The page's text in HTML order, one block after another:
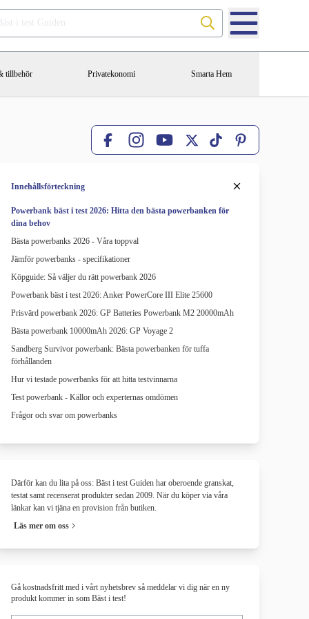
tillbehör Privatekonomi Smarta Hem
FacebookInstagramYouTube
X TikTokPinterest
Innehållsförteckning
Powerbank bäst i test 2026: Hitta den bästa powerbanken för
dina behov
Bästa powerbanks 2026 - Våra toppval
Jämför powerbanks - specifikationer
Köpguide: Så väljer du rätt powerbank 2026
Powerbank bäst i test 2026: Anker PowerCore III Elite 25600
Prisvärd powerbank 2026: GP Batteries Powerbank M2 20000mAh
Bästa powerbank 10000mAh 2026: GP Voyage 2
Sandberg Survivor powerbank: Bästa powerbanken för tuffa
förhållanden
Hur vi testade powerbanks för att hitta testvinnarna
Test powerbank - Källor och experternas omdömen
Frågor och svar om powerbanks
Därför kan du lita på oss: Bäst i test Guiden har oberoende granskat,
testat samt recenserat produkter sedan 2009. När du köper via våra
länkar kan vi tjäna en provision från butiken.
Läs mer om oss
Gå kostnadsfritt med i vårt nyhetsbrev så meddelar vi dig när en ny
produkt kommer in som Bäst i test!